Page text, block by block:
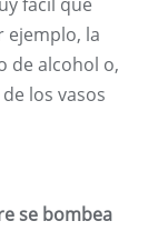
ejemplo, la
de alcohol o,
los vasos
se bombea